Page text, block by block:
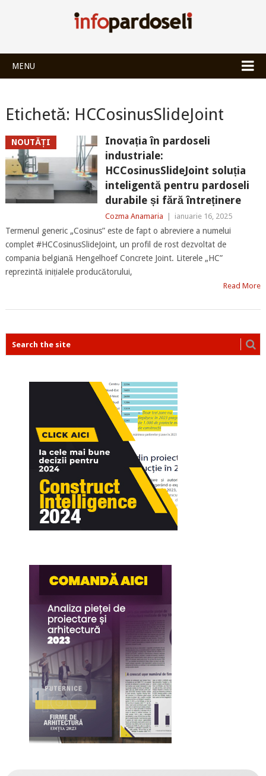
MENU
Etichetă: HCCosinusSlideJoint
NOUTĂȚI
Inovația în pardoseli
industriale:
HCCosinusSlideJoint soluția
inteligentă pentru pardoseli
durabile și fără întreținere
Cozma Anamaria ianuarie 16, 2025
Termenul generic „Cosinus” este de fapt o abreviere a numelui
complet #HCCosinusSlideJoint, un profil de rost dezvoltat de
compania belgiană Hengelhoef Concrete Joint. Literele „HC”
reprezintă inițialele producătorului,
Read More
POSTS
NAVIGATION